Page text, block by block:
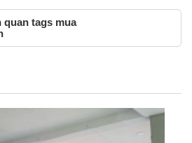
tags mua